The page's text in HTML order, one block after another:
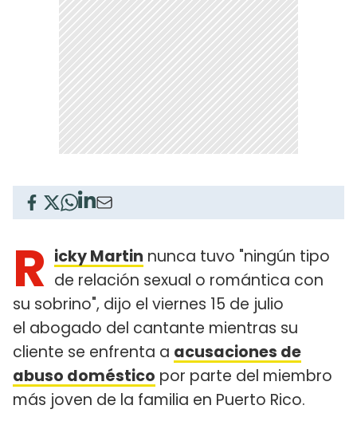
R icky Martin nunca tuvo "ningún tipo
de relación sexual o romántica con
su sobrino", dijo el viernes 15 de julio
el abogado del cantante mientras su
cliente se enfrenta a acusaciones de
abuso doméstico por parte del miembro
más joven de la familia en Puerto Rico.